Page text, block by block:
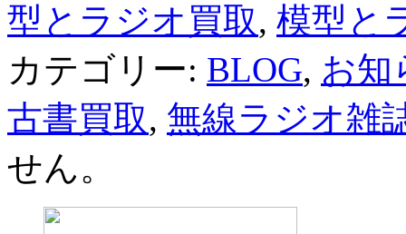
型とラジオ買取, 模型と
カテゴリー: BLOG, お知
古書買取, 無線ラジオ雑
せん。